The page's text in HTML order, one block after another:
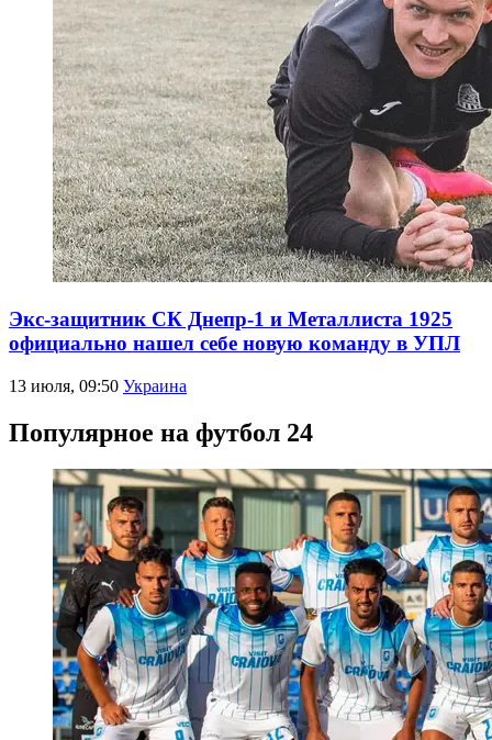
Экс-защитник СК Днепр-1 и Металлиста 1925
официально нашел себе новую команду в УПЛ
13 июля, 09:50 Украина
Популярное на футбол 24